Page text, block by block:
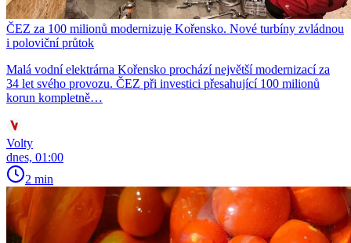
ČEZ za 100 milionů modernizuje Kořensko. Nové turbíny zvládnou
i poloviční průtok
Malá vodní elektrárna Kořensko prochází největší modernizací za
34 let svého provozu. ČEZ při investici přesahující 100 milionů
korun kompletně…
Volty
dnes, 01:00
2 min